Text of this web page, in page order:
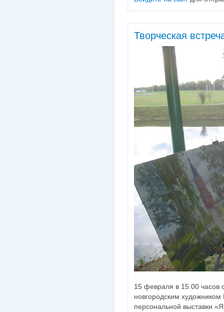
Творческая
15 февраля в 15.00 часов
новгородским
персональной выставки